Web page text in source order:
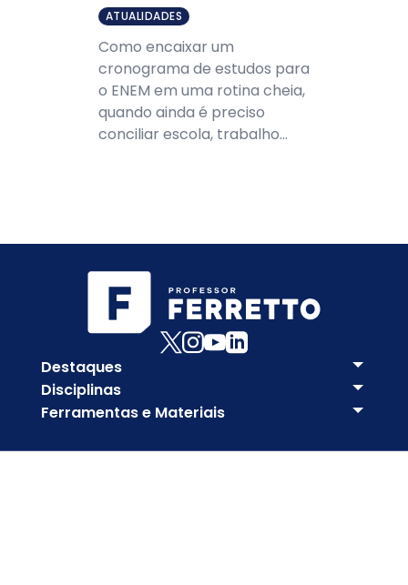
ATUALIDADES
Como encaixar um
cronograma de estudos para
o ENEM em uma rotina cheia,
quando ainda é preciso
conciliar escola, trabalho...
Destaques
Disciplinas
Ferramentas e Materiais